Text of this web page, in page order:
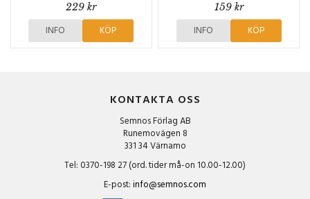
229 kr
INFO KÖP
159 kr
INFO KÖP
KONTAKTA OSS
Semnos Förlag AB
Runemovägen 8
331 34 Värnamo
Tel: 0370-198 27 (ord. tider må-on 10.00-12.00)
E-post:info@semnos.com